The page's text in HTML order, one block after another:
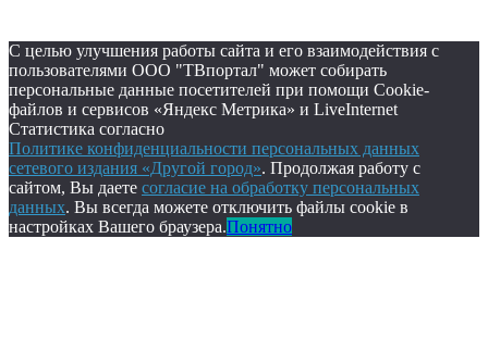
С целью улучшения работы сайта и его взаимодействия с
пользователями ООО "ТВпортал" может собирать
персональные данные посетителей при помощи Cookie-
файлов и сервисов «Яндекс Метрика» и LiveInternet
Статистика согласно
Политике конфиденциальности персональных данных
сетевого издания «Другой город». Продолжая работу с
сайтом, Вы даете согласие на обработку персональных
данных. Вы всегда можете отключить файлы cookie в
настройках Вашего браузера.Понятно